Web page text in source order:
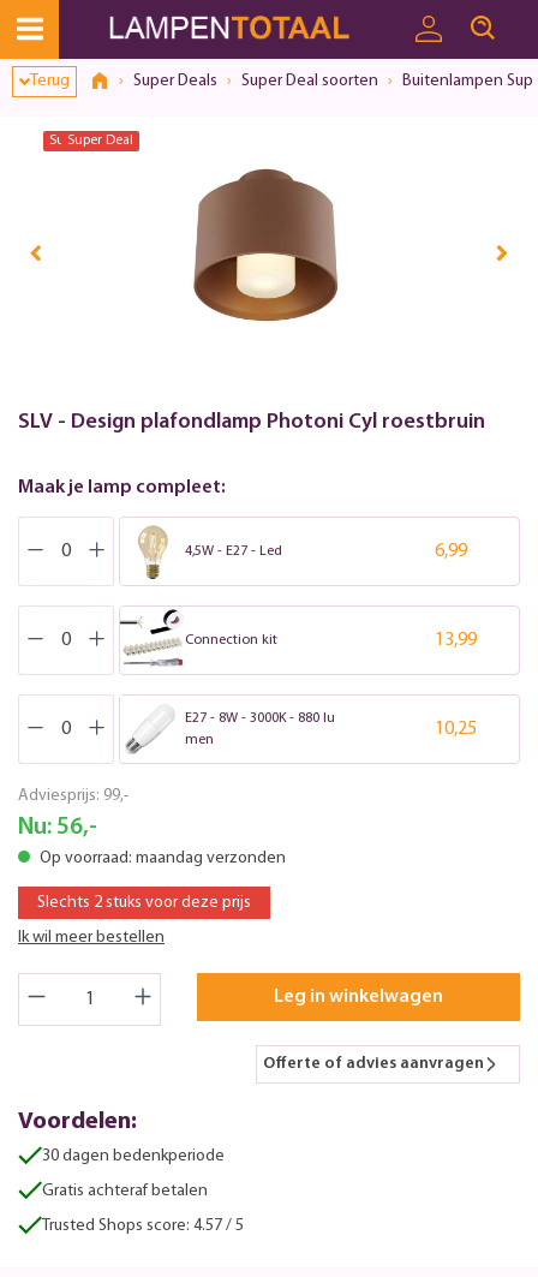
Terug Super Deals Super Deal soorten Buitenlampen
Super Deal
Super Deal
SLV - Design plafondlamp Photoni Cyl roestbruin
Maak je lamp compleet:
4,5W - E27 - Led 6,99
Connection kit 13,99
E27 - 8W - 3000K - 880 lu
men
10,25
Adviesprijs: 99,-
Nu: 56,-
Op voorraad: maandag verzonden
Slechts 2 stuks voor deze prijs
Ik wil meer bestellen
Leg in winkelwagen
Offerte of advies aanvragen
Voordelen:
30 dagen bedenkperiode
Gratis achteraf betalen
Trusted Shops score: 4.57 / 5